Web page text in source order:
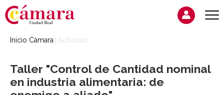
Inicio Cámara Actividad
Taller "Control de Cantidad nominal
en industria alimentaria: de